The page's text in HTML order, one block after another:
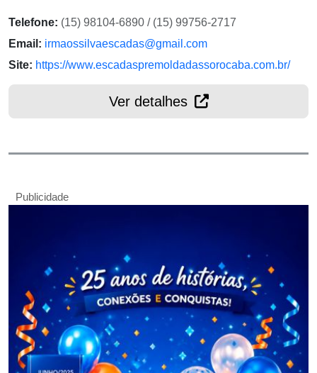
Telefone: (15) 98104-6890 / (15) 99756-2717
Email: irmaossilvaescadas@gmail.com
Site: https://www.escadaspremoldadassorocaba.com.br/
Ver detalhes
Publicidade